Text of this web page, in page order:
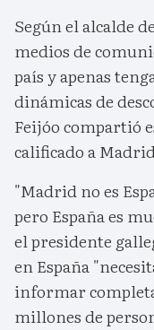
Según el alcalde
medios de
país y apenas
dinámicas de
Feijóo compartió
calificado a
"Madrid no es
pero España es
el presidente
en España
informar
millones de